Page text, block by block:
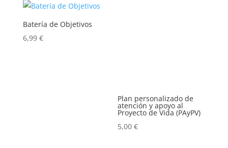
Batería de Objetivos
6,99 €
Plan personalizado de
atención y apoyo al
Proyecto de Vida (PAyPV)
5,00€